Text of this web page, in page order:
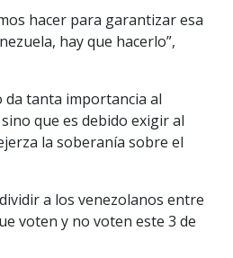
hacer para garantizar esa
hay que hacerlo”,
da tanta importancia al
que es debido exigir al
la soberanía sobre el
a los venezolanos entre
voten y no voten este 3 de